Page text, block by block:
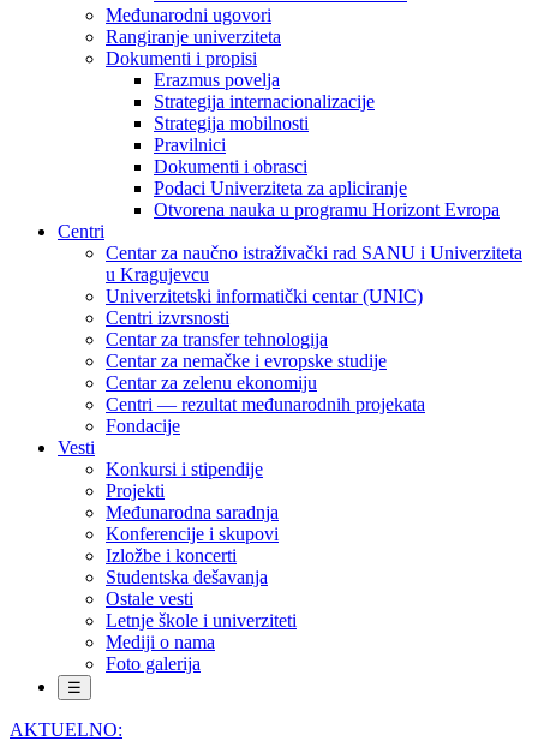
Međunarodni ugovori
Rangiranje univerziteta
Dokumenti i propisi
Erazmus povelja
Strategija internacionalizacije
Strategija mobilnosti
Pravilnici
Dokumenti i obrasci
Podaci Univerziteta za apliciranje
Otvorena nauka u programu Horizont Evropa
Centri
Centar za naučno istraživački rad SANU i Univerziteta
u Kragujevcu
Univerzitetski informatički centar (UNIC)
Centri izvrsnosti
Centar za transfer tehnologija
Centar za nemačke i evropske studije
Centar za zelenu ekonomiju
Centri — rezultat međunarodnih projekata
Fondacije
Vesti
Konkursi i stipendije
Projekti
Međunarodna saradnja
Konferencije i skupovi
Izložbe i koncerti
Studentska dešavanja
Ostale vesti
Letnje škole i univerziteti
Mediji o nama
Foto galerija
☰
AKTUELNO: